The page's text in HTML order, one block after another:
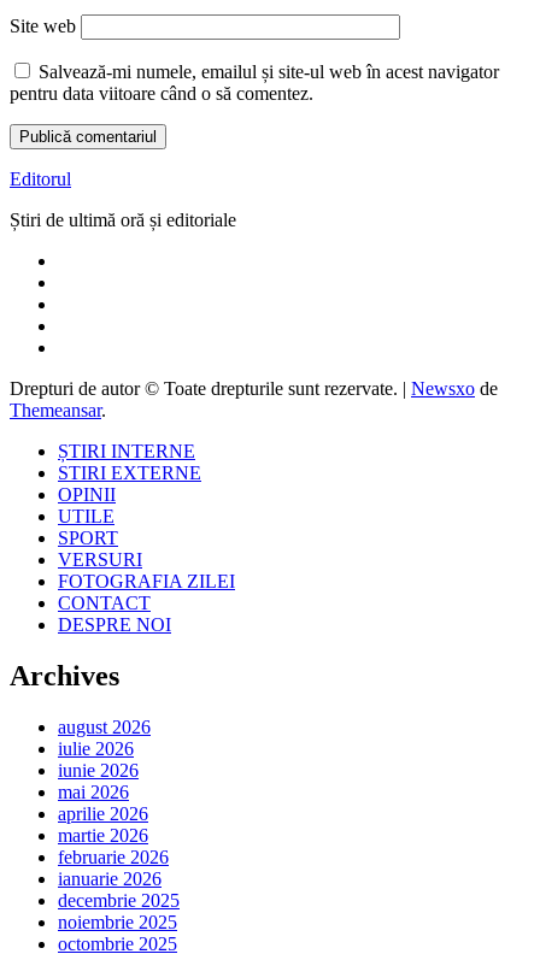
Site web
Salvează-mi numele, emailul și site-ul web în acest navigator
pentru data viitoare când o să comentez.
Editorul
Știri de ultimă oră și editoriale
Drepturi de autor © Toate drepturile sunt rezervate. | Newsxo de
Themeansar.
ȘTIRI INTERNE
STIRI EXTERNE
OPINII
UTILE
SPORT
VERSURI
FOTOGRAFIA ZILEI
CONTACT
DESPRE NOI
Archives
august 2026
iulie 2026
iunie 2026
mai 2026
aprilie 2026
martie 2026
februarie 2026
ianuarie 2026
decembrie 2025
noiembrie 2025
octombrie 2025